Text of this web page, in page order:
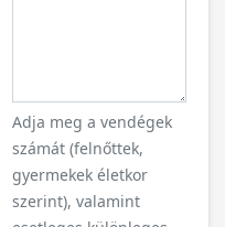
Adja meg a vendégek
számát (felnőttek,
gyermekek életkor
szerint), valamint